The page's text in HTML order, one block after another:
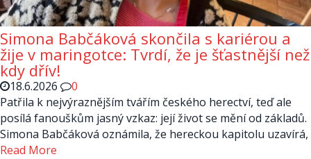
Simona Babčáková skončila s kariérou a
žije v maringotce: Tvrdí, že je šťastnější než
kdy dřív!
18.6.2026
0
Patřila k nejvýraznějším tvářím českého herectví, teď ale
posílá fanouškům jasný vzkaz: její život se mění od základů.
Simona Babčáková oznámila, že hereckou kapitolu uzavírá,
Read More